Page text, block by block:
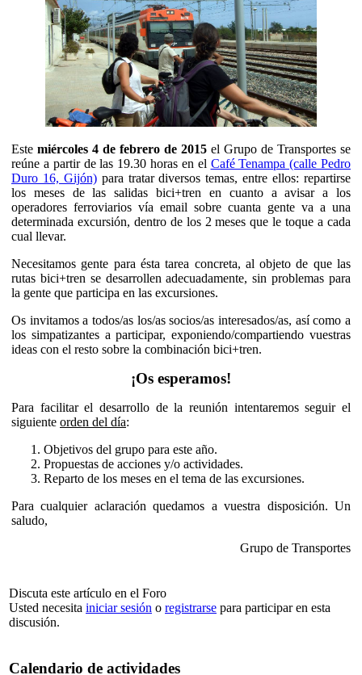
Este miércoles 4 de febrero de 2015 el Grupo de Transportes se
reúne a partir de las 19.30 horas en el Café Tenampa (calle Pedro
Duro 16, Gijón)para tratar diversos temas, entre ellos: repartirse
los meses de las salidas bici+tren en cuanto a avisar a los
operadores ferroviarios vía email sobre cuanta gente va a una
determinada excursión, dentro de los 2 meses que le toque a cada
cual llevar.
Necesitamos gente para ésta tarea concreta, al objeto de que las
rutas bici+tren se desarrollen adecuadamente, sin problemas para
la gente que participa en las excursiones.
Os invitamos a todos/as los/as socios/as interesados/as, así como a
los simpatizantes a participar, exponiendo/compartiendo vuestras
ideas con el resto sobre la combinación bici+tren.
¡Os esperamos!
Para facilitar el desarrollo de la reunión intentaremos seguir el
siguiente orden del día:
Objetivos del grupo para este año.
Propuestas de acciones y/o actividades.
Reparto de los meses en el tema de las excursiones.
Para cualquier aclaración quedamos a vuestra disposición. Un
saludo,
Grupo de Transportes
Discuta este artículo en el Foro
Usted necesita iniciar sesión o registrarse para participar en esta
discusión.
Calendario de actividades